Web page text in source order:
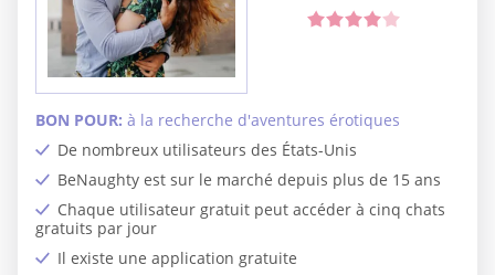
De nombreux utilisateurs des États-Unis
BeNaughty est sur le marché depuis plus de 15 ans
Chaque utilisateur gratuit peut accéder à cinq chats
gratuits par jour
Il existe une application gratuite
BON POUR: à la recherche d'aventures érotiques